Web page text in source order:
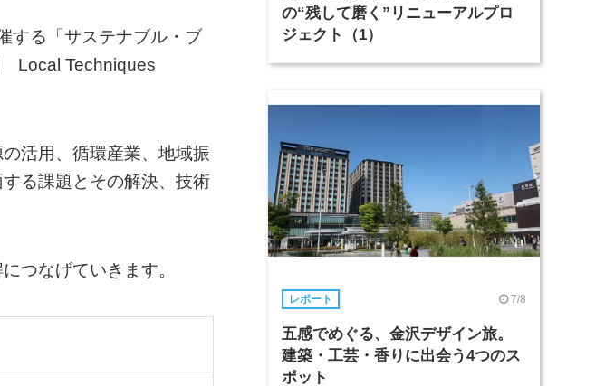
する「サステナブル・ブ
Local Techniques
活用、循環産業、地域振
る課題とその解決、技術
つなげていきます。
の“残して磨く”リニューアルプロ
ジェクト（1）
レポート 7/8
五感でめぐる、金沢デザイン旅。
建築・工芸・香りに出会う4つのス
ポット